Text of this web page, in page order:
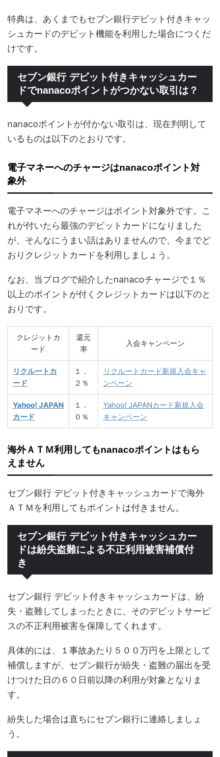
特典は、あくまでもセブン銀行デビット付きキャッ
シュカードのデビット機能を利用した場合につくだ
けです。
セブン銀行 デビット付きキャッシュカー
ドでnanacoポイントがつかない取引は？
nanacoポイントが付かない取引は、現在判明して
いるものは以下のとおりです。
電子マネーへのチャージはnanacoポイント対
象外
電子マネーへのチャージはポイント対象外です。こ
れが付いたら最強のデビットカードになりました
が、そんなにうまい話はありませんので、今までど
おりクレジットカードを利用しましょう。
なお、当ブログで紹介したnanacoチャージで１％
以上のポイントが付くクレジットカードは以下のと
おりです。
クレジットカ
ード
還元
率
入会キャンペーン
リクルートカ
ード
１．
２％
リクルートカード新規入会キャ
ンペーン
Yahoo! JAPAN
カード
１．
０％
Yahoo! JAPANカード新規入会
キャンペーン
海外ＡＴＭ利用してもnanacoポイントはもら
えません
セブン銀行 デビット付きキャッシュカードで海外
ＡＴＭを利用してもポイントは付きません。
セブン銀行 デビット付きキャッシュカー
ドは紛失盗難による不正利用被害補償付
き
セブン銀行 デビット付きキャッシュカードは、紛
失・盗難してしまったときに、そのデビットサービ
スの不正利用被害を保障してくれます。
具体的には、１事故あたり５００万円を上限として
補償しますが、セブン銀行が紛失・盗難の届出を受
けつけた日の６０日前以降の利用が対象となりま
す。
紛失した場合は直ちにセブン銀行に連絡しましょ
う。